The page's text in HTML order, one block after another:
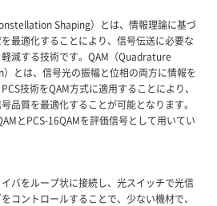
Shaping）とは、情報理論に基づ
最適化することにより、信号伝送に必要な
減する技術です。QAM（Quadrature
とは、信号光の振幅と位相の両方に情報を
技術をQAM方式に適用することにより、
品質を最適化することが可能となります。
とPCS-16QAMを評価信号として用いてい
バをループ状に接続し、光スイッチで光信
コントロールすることで、少ない機材で、